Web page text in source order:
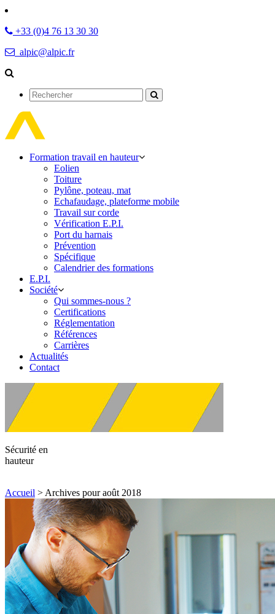
+33 (0)4 76 13 30 30
alpic@alpic.fr
Rechercher
Formation travail en hauteur
Eolien
Toiture
Pylône, poteau, mat
Echafaudage, plateforme mobile
Travail sur corde
Vérification E.P.I.
Port du harnais
Prévention
Spécifique
Calendrier des formations
E.P.I.
Société
Qui sommes-nous ?
Certifications
Réglementation
Références
Carrières
Actualités
Contact
Sécurité en
hauteur
Accueil > Archives pour août 2018